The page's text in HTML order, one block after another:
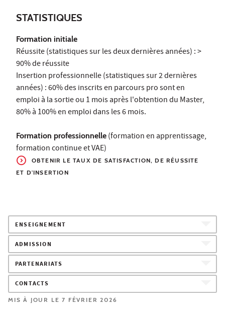
STATISTIQUES
Formation initiale
Réussite (statistiques sur les deux dernières années) : >
90% de réussite
Insertion professionnelle (statistiques sur 2 dernières
années) : 60% des inscrits en parcours pro sont en
emploi à la sortie ou 1 mois après l'obtention du Master,
80% à 100% en emploi dans les 6 mois.
Formation professionnelle (formation en apprentissage,
formation continue et VAE)
OBTENIR LE TAUX DE SATISFACTION, DE RÉUSSITE
ET D'INSERTION
ENSEIGNEMENT
ADMISSION
PARTENARIATS
CONTACTS
MIS À JOUR LE 7 FÉVRIER 2026